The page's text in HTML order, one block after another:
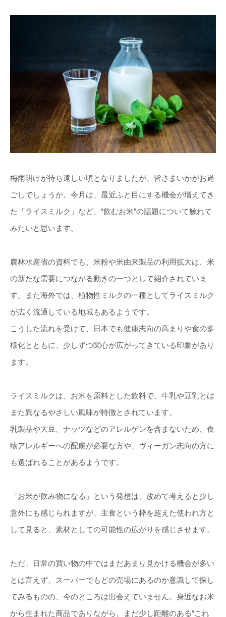
梅雨明けが待ち遠しい頃となりましたが、皆さまいかがお過
ごしでしょうか。今月は、最近ふと目にする機会が増えてき
た「ライスミルク」など、“飲むお米”の話題について触れて
みたいと思います。
農林水産省の資料でも、米粉や米由来製品の利用拡大は、米
の新たな需要につながる動きの一つとして紹介されていま
す。また海外では、植物性ミルクの一種としてライスミルク
が広く流通している地域もあるようです。
こうした流れを受けて、日本でも健康志向の高まりや食の多
様化とともに、少しずつ関心が広がってきている印象があり
ます。
ライスミルクは、お米を原料とした飲料で、牛乳や豆乳とは
また異なるやさしい風味が特徴とされています。
乳製品や大豆、ナッツなどのアレルゲンを含まないため、食
物アレルギーへの配慮が必要な方や、ヴィーガン志向の方に
も選ばれることがあるようです。
「お米が飲み物になる」という発想は、改めて考えると少し
意外にも感じられますが、主食という枠を超えた使われ方と
して見ると、素材としての可能性の広がりを感じさせます。
ただ、日常の買い物の中ではまだあまり見かける機会が多い
とは言えず、スーパーでもどの売場にあるのか意識して探し
てみるものの、今のところは出会えていません。身近なお米
から生まれた商品でありながら、まだ少し距離のある“これ